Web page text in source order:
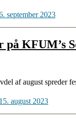
september 2023
på KFUM’s
af august spreder
15. august 2023